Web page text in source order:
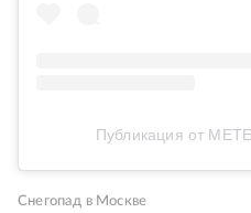
Публикация от
Снегопад в Москве